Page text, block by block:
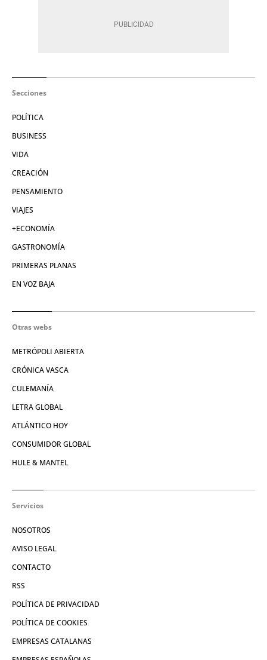
Secciones
POLÍTICA
BUSINESS
VIDA
CREACIÓN
PENSAMIENTO
VIAJES
+ECONOMÍA
GASTRONOMÍA
PRIMERAS PLANAS
EN VOZ BAJA
Otras webs
METRÓPOLI ABIERTA
CRÓNICA VASCA
CULEMANÍA
LETRA GLOBAL
ATLÁNTICO HOY
CONSUMIDOR GLOBAL
HULE & MANTEL
Servicios
NOSOTROS
AVISO LEGAL
CONTACTO
RSS
POLÍTICA DE PRIVACIDAD
POLÍTICA DE COOKIES
EMPRESAS CATALANAS